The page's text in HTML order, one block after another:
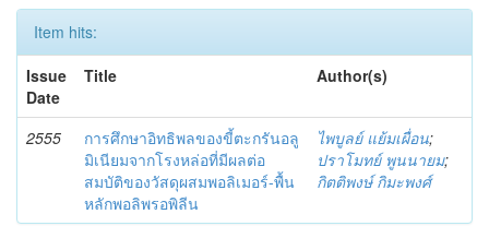
Item hits:
Issue
Date
Title Author(s)
2555
การศึกษาอิทธิพลของขี้ตะกรันอลู
มิเนียมจากโรงหล่อที่มีผลต่อ
สมบัติของวัสดุผสมพอลิเมอร์-พื้น
หลักพอลิพรอพิลีน
ไพบูลย์ แย้มเผื่อน;
ปราโมทย์ พูนนายม;
กิตติพงษ์ กิมะพงศ์